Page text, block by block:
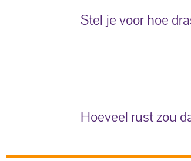
Stel je voor hoe
Hoeveel rust zou